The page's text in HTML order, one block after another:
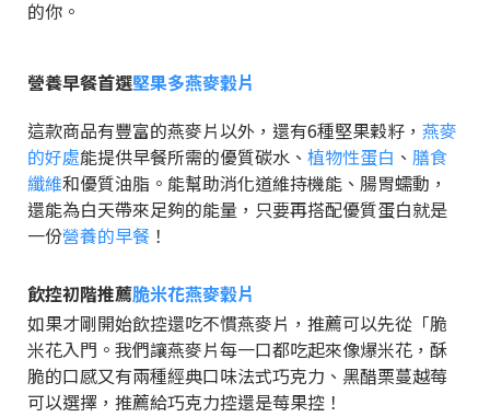
的你。
營養早餐首選堅果多燕麥穀片
這款商品有豐富的燕麥片以外，還有6種堅果穀籽， 燕麥
的好處能提供早餐所需的優質碳水、 植物性蛋白 、 膳食
纖維和優質油脂。能幫助消化道維持機能、腸胃蠕動，
還能為白天帶來足夠的能量，只要再搭配優質蛋白就是
一份營養的早餐 ！
飲控初階推薦脆米花燕麥穀片
如果才剛開始飲控還吃不慣燕麥片，推薦可以先從「脆
米花入門。我們讓燕麥片每一口都吃起來像爆米花，酥
脆的口感又有兩種經典口味法式巧克力、黑醋栗蔓越莓
可以選擇，推薦給巧克力控還是莓果控！